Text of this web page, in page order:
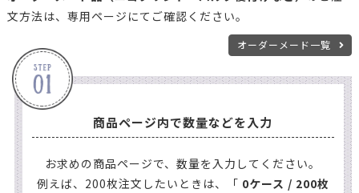
文方法は、専用ページにてご確認ください。
オーダーメード一覧
商品ページ内で数量などを入力
お求めの商品ページで、数量を入力してください。
例えば、200枚注文したいときは、「 0ケース / 200枚